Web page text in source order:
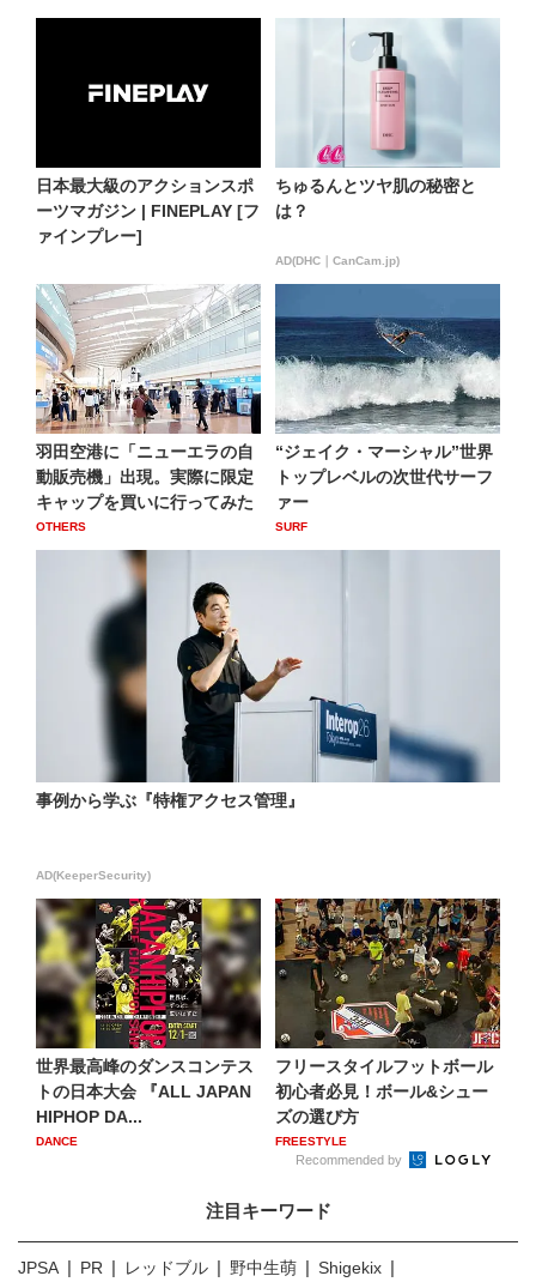
日本最大級のアクションスポ
ーツマガジン | FINEPLAY [フ
ァインプレー]
ちゅるんとツヤ肌の秘密と
は？
AD(DHC｜CanCam.jp)
羽田空港に「ニューエラの自
動販売機」出現。実際に限定
キャップを買いに行ってみた
OTHERS
“ジェイク・マーシャル”世界
トップレベルの次世代サーフ
ァー
SURF
事例から学ぶ『特権アクセス管理』
AD(KeeperSecurity)
世界最高峰のダンスコンテス
トの日本大会 『ALL JAPAN
HIPHOP DA...
DANCE
フリースタイルフットボール
初心者必見！ボール&シュー
ズの選び方
FREESTYLE
Recommended by
注目キーワード
JPSA PR レッドブル 野中生萌
Shigekix